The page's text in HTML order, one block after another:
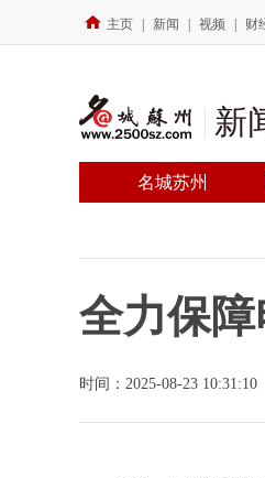
主页 新闻 视频 财
新
名城苏州
全力保
时间：2025-08-23 10:31:10